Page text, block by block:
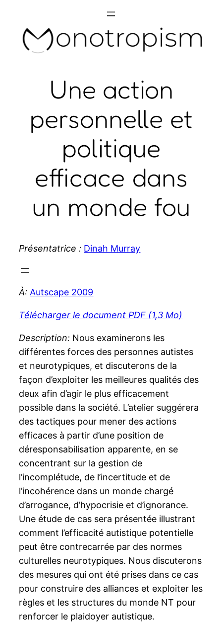
content
Une action
personnelle et
politique
efficace dans
un monde fou
Présentatrice : Dinah Murray
À: Autscape 2009
Télécharger le document PDF (1,3 Mo)
Description: Nous examinerons les
différentes forces des personnes autistes
et neurotypiques, et discuterons de la
façon d’exploiter les meilleures qualités des
deux afin d’agir le plus efficacement
possible dans la société. L’atelier suggérera
des tactiques pour mener des actions
efficaces à partir d’une position de
déresponsabilisation apparente, en se
concentrant sur la gestion de
l’incomplétude, de l’incertitude et de
l’incohérence dans un monde chargé
d’arrogance, d’hypocrisie et d’ignorance.
Une étude de cas sera présentée illustrant
comment l’efficacité autistique potentielle
peut être contrecarrée par des normes
culturelles neurotypiques. Nous discuterons
des mesures qui ont été prises dans ce cas
pour construire des alliances et exploiter les
règles et les structures du monde NT pour
renforcer le plaidoyer autistique.